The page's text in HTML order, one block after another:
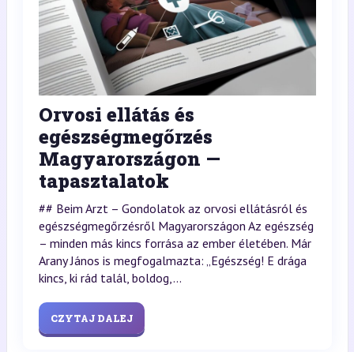
Orvosi ellátás és
egészségmegőrzés
Magyarországon —
tapasztalatok
## Beim Arzt – Gondolatok az orvosi ellátásról és
egészségmegőrzésről Magyarországon Az egészség
– minden más kincs forrása az ember életében. Már
Arany János is megfogalmazta: „Egészség! E drága
kincs, ki rád talál, boldog,...
CZYTAJ DALEJ